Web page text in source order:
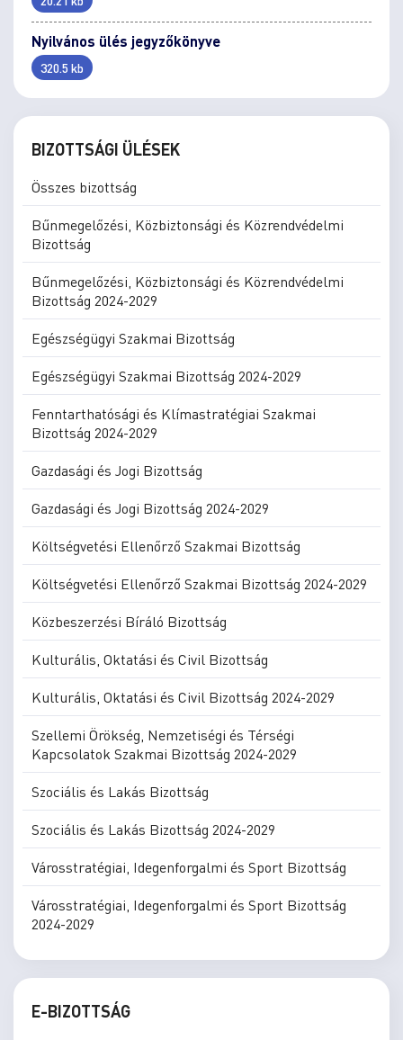
Nyilvános ülés jegyzőkönyve
320.5 kb
BIZOTTSÁGI ÜLÉSEK
Összes bizottság
Bűnmegelőzési, Közbiztonsági és Közrendvédelmi
Bizottság
Bűnmegelőzési, Közbiztonsági és Közrendvédelmi
Bizottság 2024-2029
Egészségügyi Szakmai Bizottság
Egészségügyi Szakmai Bizottság 2024-2029
Fenntarthatósági és Klímastratégiai Szakmai
Bizottság 2024-2029
Gazdasági és Jogi Bizottság
Gazdasági és Jogi Bizottság 2024-2029
Költségvetési Ellenőrző Szakmai Bizottság
Költségvetési Ellenőrző Szakmai Bizottság 2024-2029
Közbeszerzési Bíráló Bizottság
Kulturális, Oktatási és Civil Bizottság
Kulturális, Oktatási és Civil Bizottság 2024-2029
Szellemi Örökség, Nemzetiségi és Térségi
Kapcsolatok Szakmai Bizottság 2024-2029
Szociális és Lakás Bizottság
Szociális és Lakás Bizottság 2024-2029
Városstratégiai, Idegenforgalmi és Sport Bizottság
Városstratégiai, Idegenforgalmi és Sport Bizottság
2024-2029
E-BIZOTTSÁG